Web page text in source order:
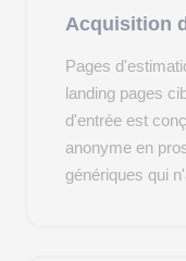
Acquisition
Pages
landing pages
d'entrée est
anonyme en
génériques qui